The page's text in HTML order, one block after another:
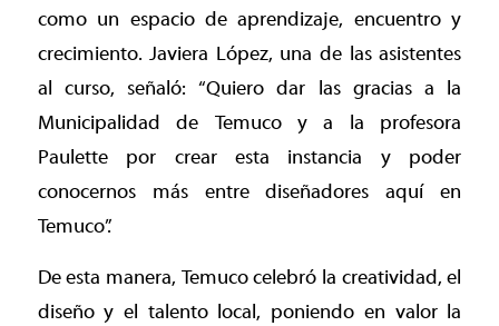
como un espacio de aprendizaje, encuentro y
crecimiento. Javiera López, una de las asistentes
al curso, señaló: “Quiero dar las gracias a la
Municipalidad de Temuco y a la profesora
Paulette por crear esta instancia y poder
conocernos más entre diseñadores aquí en
Temuco”.
De esta manera, Temuco celebró la creatividad, el
diseño y el talento local, poniendo en valor la